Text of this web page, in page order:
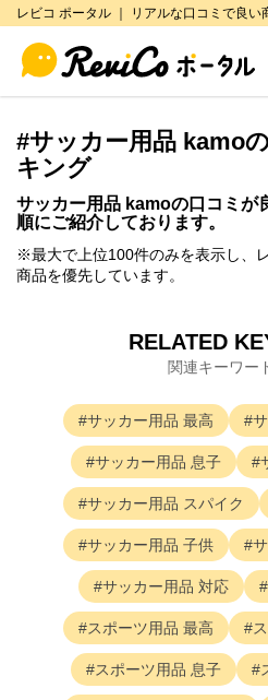
レビコ ポータル ｜ リアルな口コミで良い
#サッカー用品 kamo
キング
サッカー用品 kamoの口コミが
順にご紹介しております。
※最大で上位100件のみを表示し、
商品を優先しています。
RELATED
関連キーワー
サッカー用品 最高
サッカー用品 息子
サッカー用品 スパイク
サッカー用品 子供
サッカー用品 対応
スポーツ用品 最高
スポーツ用品 息子
閉じる 絞り込み
総合評価
星 5
星 4.5以
星 4以上
星 3以上
低評価の